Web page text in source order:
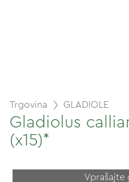
Trgovina GLADIOLE
Gladiolus
(x15)*
Vprašajte